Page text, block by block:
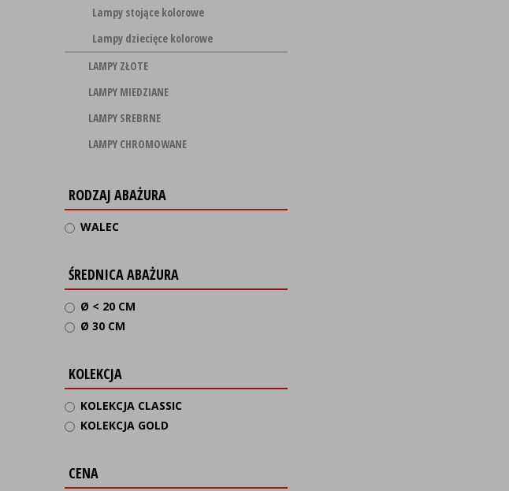
Lampy stojące kolorowe
Lampy dziecięce kolorowe
LAMPY ZŁOTE
LAMPY MIEDZIANE
LAMPY SREBRNE
LAMPY CHROMOWANE
RODZAJ ABAŻURA
WALEC
ŚREDNICA ABAŻURA
Ø < 20 CM
Ø 30 CM
KOLEKCJA
KOLEKCJA CLASSIC
KOLEKCJA GOLD
CENA